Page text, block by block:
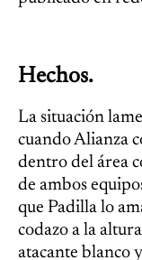
Hechos.
La situación
cuando Alianza
dentro del área
de ambos
que Padilla lo
codazo a la
atacante blanco